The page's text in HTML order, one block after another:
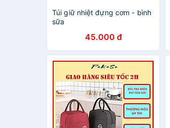
Túi giữ nhiệt đựng cơm - bình
sữa
45.000 đ